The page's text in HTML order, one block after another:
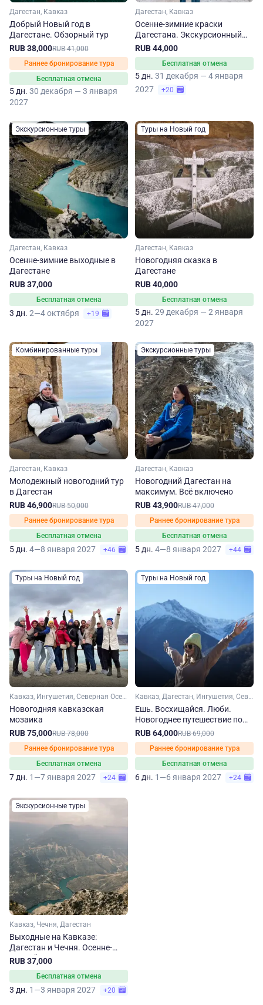
Дагестан, Кавказ
Добрый Новый год в
Дагестане. Обзорный тур
RUB 38,000RUB 41,000
Раннее бронирование тура
Бесплатная отмена
5 дн. 30 декабря — 3 января
2027
Дагестан, Кавказ
Осенне-зимние краски
Дагестана. Экскурсионный
тур
RUB 44,000
Бесплатная отмена
5 дн. 31 декабря — 4 января
2027
+20
Экскурсионные туры
Дагестан, Кавказ
Осенне-зимние выходные в
Дагестане
RUB 37,000
Бесплатная отмена
3 дн. 2—4 октября +19
Туры на Новый год
Дагестан, Кавказ
Новогодняя сказка в
Дагестане
RUB 40,000
Бесплатная отмена
5 дн. 29 декабря — 2 января
2027
Комбинированные туры
Дагестан, Кавказ
Молодежный новогодний тур
в Дагестан
RUB 46,900RUB 50,000
Раннее бронирование тура
Бесплатная отмена
5 дн. 4—8 января 2027 +46
Экскурсионные туры
Дагестан, Кавказ
Новогодний Дагестан на
максимум. Вcё включено
RUB 43,900RUB 47,000
Раннее бронирование тура
Бесплатная отмена
5 дн. 4—8 января 2027 +44
Туры на Новый год
Кавказ, Ингушетия, Северная Осетия, Чечня, Дагестан, Кабардино-Балкария
Новогодняя кавказская
мозаика
RUB 75,000RUB 78,000
Раннее бронирование тура
Бесплатная отмена
7 дн. 1—7 января 2027 +24
Туры на Новый год
Кавказ, Дагестан, Ингушетия, Северная Осетия, Чечня
Ешь. Восхищайся. Люби.
Новогоднее путешествие по
Кавказу
RUB 64,000RUB 69,000
Раннее бронирование тура
Бесплатная отмена
6 дн. 1—6 января 2027 +24
Экскурсионные туры
Кавказ, Чечня, Дагестан
Выходные на Кавказе:
Дагестан и Чечня. Осенне-
зимний тур
RUB 37,000
Бесплатная отмена
3 дн. 1—3 января 2027 +20